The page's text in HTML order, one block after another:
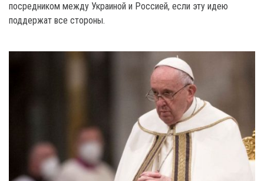
посредником между Украиной и Россией, если эту идею
поддержат все стороны.